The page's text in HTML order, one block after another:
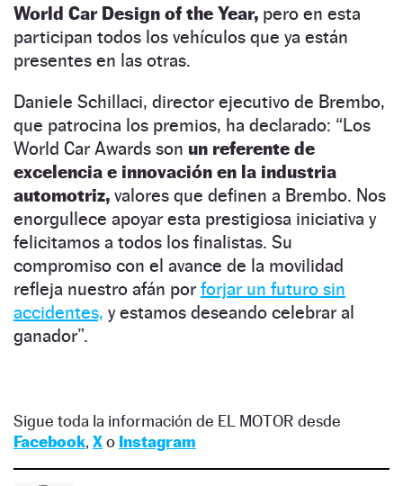
World Car Design of the Year, pero en esta
participan todos los vehículos que ya están
presentes en las otras.
Daniele Schillaci, director ejecutivo de Brembo,
que patrocina los premios, ha declarado: “Los
World Car Awards son un referente de
excelencia e innovación en la industria
automotriz, valores que definen a Brembo. Nos
enorgullece apoyar esta prestigiosa iniciativa y
felicitamos a todos los finalistas. Su
compromiso con el avance de la movilidad
refleja nuestro afán por forjar un futuro sin
accidentes, y estamos deseando celebrar al
ganador”.
Sigue toda la información de EL MOTOR desde
Facebook, Xo Instagram